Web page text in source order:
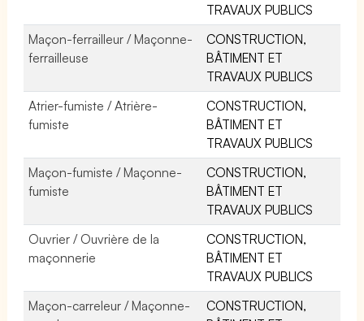
TRAVAUX PUBLICS
Maçon-ferrailleur / Maçonne-
ferrailleuse
CONSTRUCTION,
BÂTIMENT ET
TRAVAUX PUBLICS
Atrier-fumiste / Atrière-
fumiste
CONSTRUCTION,
BÂTIMENT ET
TRAVAUX PUBLICS
Maçon-fumiste / Maçonne-
fumiste
CONSTRUCTION,
BÂTIMENT ET
TRAVAUX PUBLICS
Ouvrier / Ouvrière de la
maçonnerie
CONSTRUCTION,
BÂTIMENT ET
TRAVAUX PUBLICS
Maçon-carreleur / Maçonne-
CONSTRUCTION,